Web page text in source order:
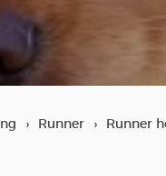
› Runner › Runner